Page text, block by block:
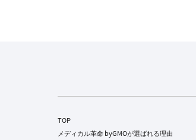
TOP
メディカル革命 byGMOが選ばれる理由